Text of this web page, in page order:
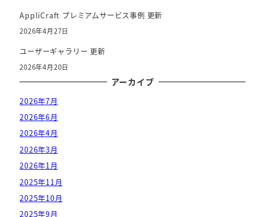
AppliCraft プレミアムサービス事例 更新
2026年4月27日
ユーザーギャラリー 更新
2026年4月20日
アーカイブ
2026年7月
2026年6月
2026年4月
2026年3月
2026年1月
2025年11月
2025年10月
2025年9月